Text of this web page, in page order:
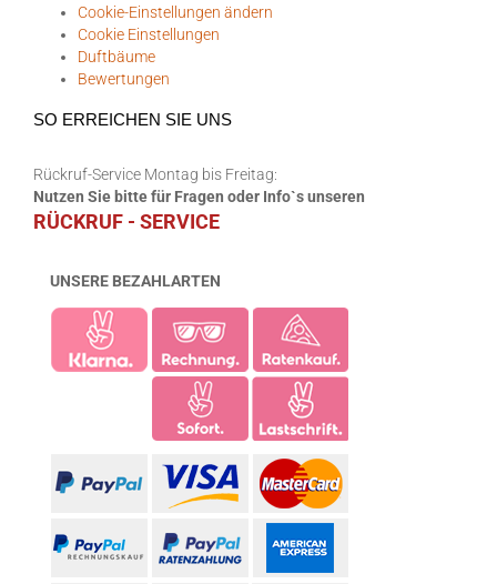
Cookie-Einstellungen ändern
Cookie Einstellungen
Duftbäume
Bewertungen
SO ERREICHEN SIE UNS
Rückruf-Service Montag bis Freitag:
Nutzen Sie bitte für Fragen oder Info`s unseren
RÜCKRUF - SERVICE
UNSERE BEZAHLARTEN